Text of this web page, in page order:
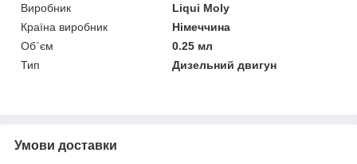
Виробник
Liqui Moly
Країна виробник
Німеччина
Об`єм
0.25 мл
Тип
Дизельний двигун
Умови доставки